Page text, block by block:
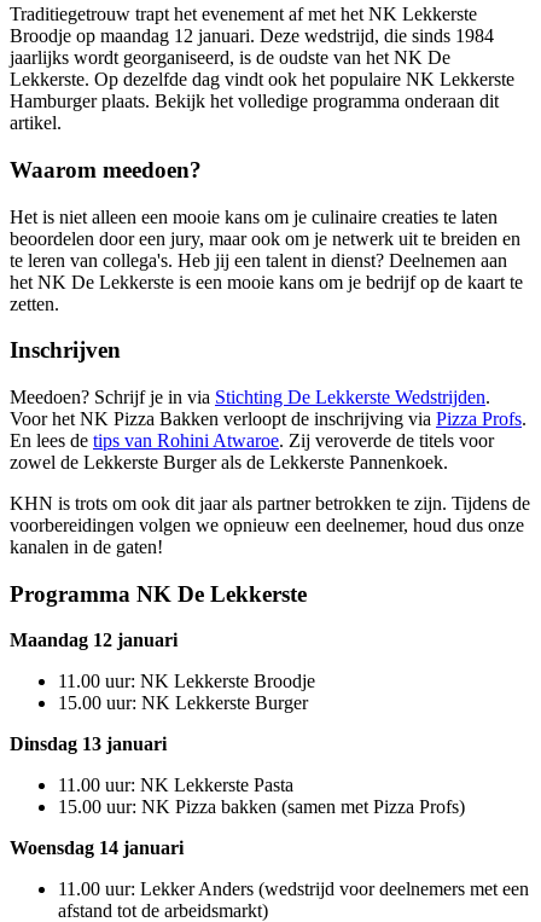
Traditiegetrouw trapt het evenement af met het NK Lekkerste
Broodje op maandag 12 januari. Deze wedstrijd, die sinds 1984
jaarlijks wordt georganiseerd, is de oudste van het NK De
Lekkerste. Op dezelfde dag vindt ook het populaire NK Lekkerste
Hamburger plaats. Bekijk het volledige programma onderaan dit
artikel.
Waarom meedoen?
Het is niet alleen een mooie kans om je culinaire creaties te laten
beoordelen door een jury, maar ook om je netwerk uit te breiden en
te leren van collega's. Heb jij een talent in dienst? Deelnemen aan
het NK De Lekkerste is een mooie kans om je bedrijf op de kaart te
zetten.
Inschrijven
Meedoen? Schrijf je in via Stichting De Lekkerste Wedstrijden.
Voor het NK Pizza Bakken verloopt de inschrijving via Pizza Profs.
En lees de tips van Rohini Atwaroe. Zij veroverde de titels voor
zowel de Lekkerste Burger als de Lekkerste Pannenkoek.
KHN is trots om ook dit jaar als partner betrokken te zijn. Tijdens de
voorbereidingen volgen we opnieuw een deelnemer, houd dus onze
kanalen in de gaten!
Programma NK De Lekkerste
Maandag 12 januari
11.00 uur: NK Lekkerste Broodje
15.00 uur: NK Lekkerste Burger
Dinsdag 13 januari
11.00 uur: NK Lekkerste Pasta
15.00 uur: NK Pizza bakken (samen met Pizza Profs)
Woensdag 14 januari
11.00 uur: Lekker Anders (wedstrijd voor deelnemers met een
afstand tot de arbeidsmarkt)